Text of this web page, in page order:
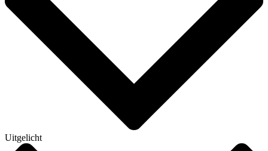
Uitgelicht